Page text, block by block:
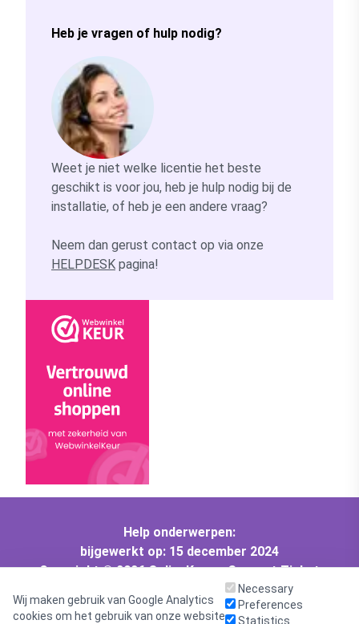
Heb je vragen of hulp nodig?
Weet je niet welke licentie het beste
geschikt is voor jou, heb je hulp nodig bij de
installatie, of heb je een andere vraag?
Neem dan gerust contact op via onze
HELPDESK pagina!
Help onderwerpen:
bijgewerkt op: 15 december 2024
Copyright © 2026 OnlineKeys :: Support Ticket
System - All rights reserved.
Helpdesk software - powered by osTicket
Wij maken gebruik van Google Analytics
cookies om het gebruik van onze website
Necessary
Preferences
Statistics